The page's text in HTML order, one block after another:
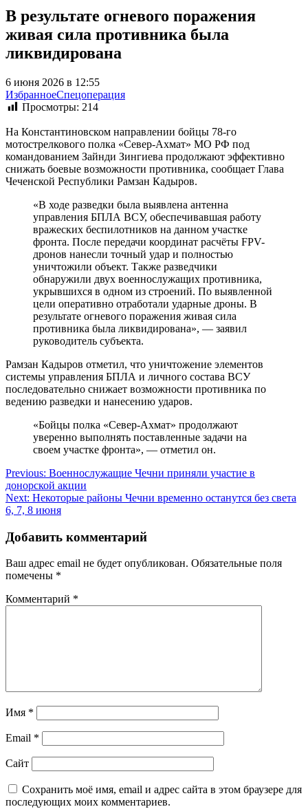
В результате огневого поражения
живая сила противника была
ликвидирована
6 июня 2026 в 12:55
ИзбранноеСпецоперация
Просмотры: 214
На Константиновском направлении бойцы 78-го
мотострелкового полка «Север-Ахмат» МО РФ под
командованием Зайнди Зингиева продолжают эффективно
снижать боевые возможности противника, сообщает Глава
Чеченской Республики Рамзан Кадыров.
«В ходе разведки была выявлена антенна
управления БПЛА ВСУ, обеспечивавшая работу
вражеских беспилотников на данном участке
фронта. После передачи координат расчёты FPV-
дронов нанесли точный удар и полностью
уничтожили объект. Также разведчики
обнаружили двух военнослужащих противника,
укрывшихся в одном из строений. По выявленной
цели оперативно отработали ударные дроны. В
результате огневого поражения живая сила
противника была ликвидирована», — заявил
руководитель субъекта.
Рамзан Кадыров отметил, что уничтожение элементов
системы управления БПЛА и личного состава ВСУ
последовательно снижает возможности противника по
ведению разведки и нанесению ударов.
«Бойцы полка «Север-Ахмат» продолжают
уверенно выполнять поставленные задачи на
своем участке фронта», — отметил он.
Навигация
по
записям
Previous: Военнослужащие Чечни приняли участие в
донорской акции
Next: Некоторые районы Чечни временно останутся без света
6, 7, 8 июня
Добавить комментарий
Ваш адрес email не будет опубликован. Обязательные поля
помечены *
Комментарий *
Имя *
Email *
Сайт
Сохранить моё имя, email и адрес сайта в этом браузере для
последующих моих комментариев.